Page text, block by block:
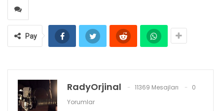
Pay
RadyOrjinal 11369 Mesajları
0
Yorumlar